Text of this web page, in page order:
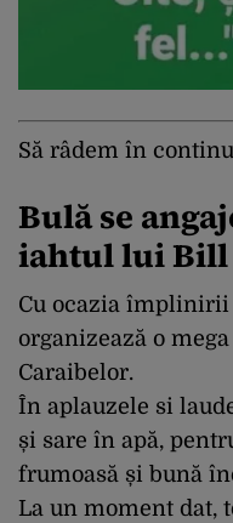
Să râdem în
Bulă se
iahtul lui Bill
Cu ocazia
organizează o
Caraibelor.
În aplauzele si
și sare în apă,
frumoasă și bună
La un moment dat,